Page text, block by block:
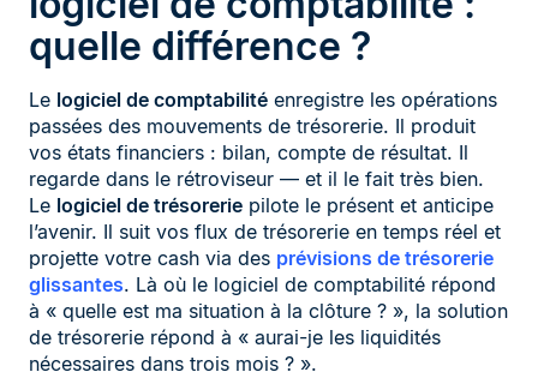
quelle différence ?
Le logiciel de comptabilité enregistre les opérations
passées des mouvements de trésorerie. Il produit
vos états financiers : bilan, compte de résultat. Il
regarde dans le rétroviseur — et il le fait très bien.
Le logiciel de trésorerie pilote le présent et anticipe
l’avenir. Il suit vos flux de trésorerie en temps réel et
projette votre cash via des prévisions de trésorerie
glissantes. Là où le logiciel de comptabilité répond
à « quelle est ma situation à la clôture ? », la solution
de trésorerie répond à « aurai-je les liquidités
nécessaires dans trois mois ? ».